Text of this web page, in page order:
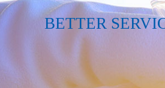
BETTER